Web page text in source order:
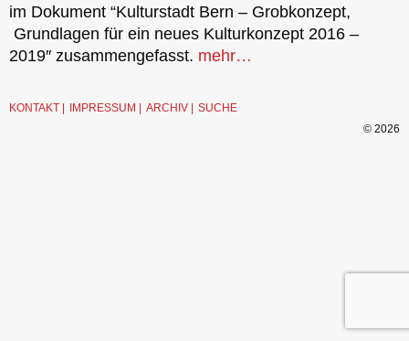
im Dokument “Kulturstadt Bern – Grobkonzept,
Grundlagen für ein neues Kulturkonzept 2016 –
2019″ zusammengefasst. mehr…
KONTAKT IMPRESSUM ARCHIV
SUCHE
© 2026